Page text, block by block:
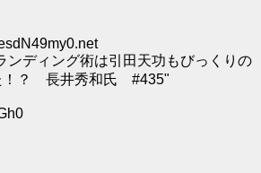
ンディング術は引田天功もびっくりの
！？ 長井秀和氏 #435"